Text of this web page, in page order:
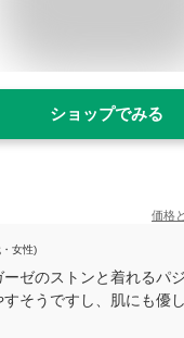
ショップでみる
価格
女性)
ーゼのストンと着れるパ
そうですし、肌にも優